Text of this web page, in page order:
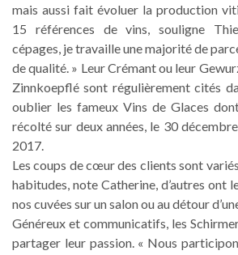
mais aussi fait évoluer la production
15 références de vins, souligne
cépages, je travaille une majorité de
de qualité. » Leur Crémant ou leur
Zinnkoepflé sont régulièrement cités
oublier les fameux Vins de Glaces
récolté sur deux années, le 30
2017.
Les coups de cœur des clients sont
habitudes, note Catherine, d’autres ont
nos cuvées sur un salon ou au détour
Généreux et communicatifs, les
partager leur passion. « Nous